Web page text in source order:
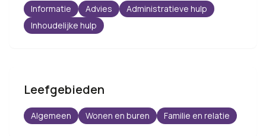
Informatie Advies
Administratieve hulp
Inhoudelijke hulp
Leefgebieden
Algemeen Wonen en buren Familie en relatie